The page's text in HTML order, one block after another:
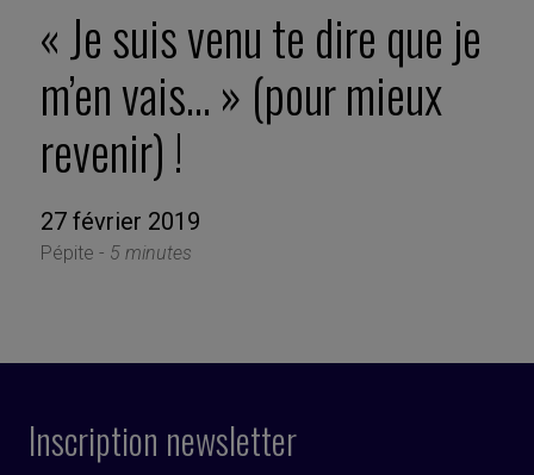
« Je suis venu te dire que je
m’en vais… » (pour mieux
revenir) !
27 février 2019
Pépite - 5 minutes
Inscription newsletter